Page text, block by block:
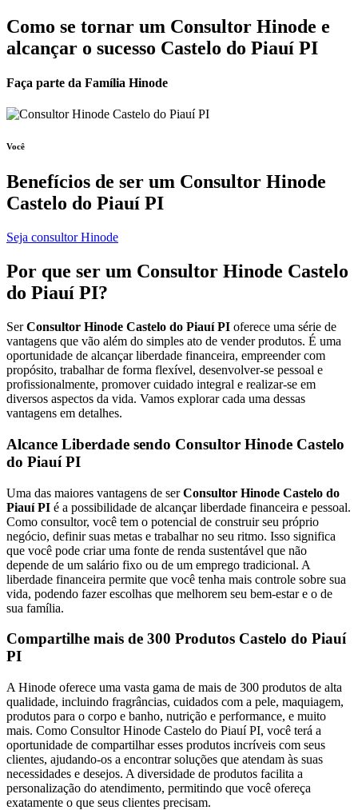
Como se tornar um Consultor Hinode e
alcançar o sucesso Castelo do Piauí PI
Faça parte da Família Hinode
Você
Benefícios de ser um Consultor Hinode
Castelo do Piauí PI
Seja consultor Hinode
Por que ser um Consultor Hinode Castelo
do Piauí PI?
SerConsultor Hinode Castelo do Piauí PI oferece uma série de
vantagens que vão além do simples ato de vender produtos. É uma
oportunidade de alcançar liberdade financeira, empreender com
propósito, trabalhar de forma flexível, desenvolver-se pessoal e
profissionalmente, promover cuidado integral e realizar-se em
diversos aspectos da vida. Vamos explorar cada uma dessas
vantagens em detalhes.
Alcance Liberdade sendo Consultor Hinode Castelo
do Piauí PI
Uma das maiores vantagens de serConsultor Hinode Castelo do
Piauí PI é a possibilidade de alcançar liberdade financeira e pessoal.
Como consultor, você tem o potencial de construir seu próprio
negócio, definir suas metas e trabalhar no seu ritmo. Isso significa
que você pode criar uma fonte de renda sustentável que não
depende de um salário fixo ou de um emprego tradicional. A
liberdade financeira permite que você tenha mais controle sobre sua
vida, podendo fazer escolhas que melhorem seu bem-estar e o de
sua família.
Compartilhe mais de 300 Produtos Castelo do Piauí
PI
A Hinode oferece uma vasta gama de mais de 300 produtos de alta
qualidade, incluindo fragrâncias, cuidados com a pele, maquiagem,
produtos para o corpo e banho, nutrição e performance, e muito
mais. Como Consultor Hinode Castelo do Piauí PI, você terá a
oportunidade de compartilhar esses produtos incríveis com seus
clientes, ajudando-os a encontrar soluções que atendam às suas
necessidades e desejos. A diversidade de produtos facilita a
personalização do atendimento, permitindo que você ofereça
exatamente o que seus clientes precisam.